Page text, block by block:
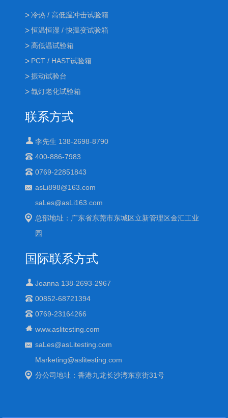
冷热 / 高低温冲击试验箱
恒温恒湿 / 快温变试验箱
高低温试验箱
PCT / HAST试验箱
振动试验台
氙灯老化试验箱
联系方式
李先生 138-2698-8790
400-886-7983
0769-22851843
asLi898@163.com
saLes@asLi163.com
总部地址：广东省东莞市东城区立新管理区金汇工业
园
国际联系方式
Joanna 138-2693-2967
00852-68721394
0769-23164266
www.aslitesting.com
saLes@asLitesting.com
Marketing@aslitesting.com
分公司地址：香港九龙长沙湾东京街31号